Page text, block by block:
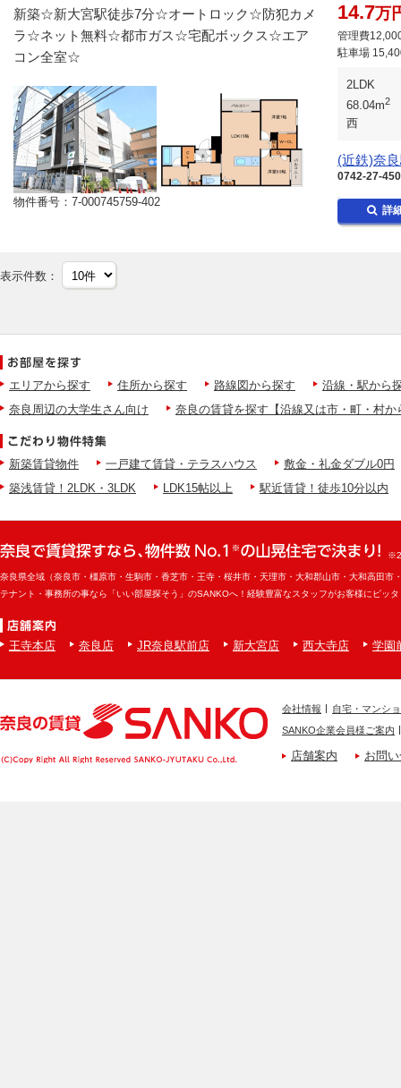
新築☆新大宮駅徒歩7分☆オートロック☆防犯カメ
ラ☆ネット無料☆都市ガス☆宅配ボックス☆エア
コン全室☆
物件番号：7-000745759-402
14.7万
管理費
駐車場
2LDK
68.04m2
西
(近鉄)奈
0742-27-
詳
表示件数：
エリアから探す 住所から探す 路線図から探す
沿線・駅から
奈良周辺の大学生さん向け
奈良の賃貸を探す【沿線又は市・町・村か
新築賃貸物件 一戸建て賃貸・テラスハウス
敷金・礼金ダブル0円
築浅賃貸！2LDK・3LDK
LDK15帖以上 駅近賃貸！徒歩10分以内
奈良県全域（奈良市・橿原市・生駒市・香芝市・王寺・桜井市・天理市・大和郡山市・大和高田
テナント・事務所の事なら「いい部屋探そう」のSANKOへ！経験豊富なスタッフがお客様にピッ
王寺本店 奈良店 JR奈良駅前店 新大宮店 西大寺店 学園
会社情報
自宅・マンシ
SANKO企業会員様ご案内
店舗案内 お問